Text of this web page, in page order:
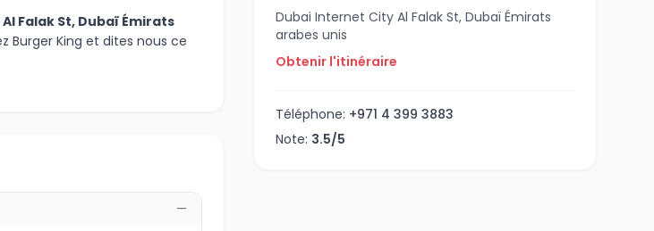
Falak St, Dubaï Émirats
Burger King et dites nous ce
—
Dubai Internet City Al Falak St, Dubaï Émirats
arabes unis
Obtenir l'itinéraire
Téléphone: +971 4 399 3883
Note: 3.5/5